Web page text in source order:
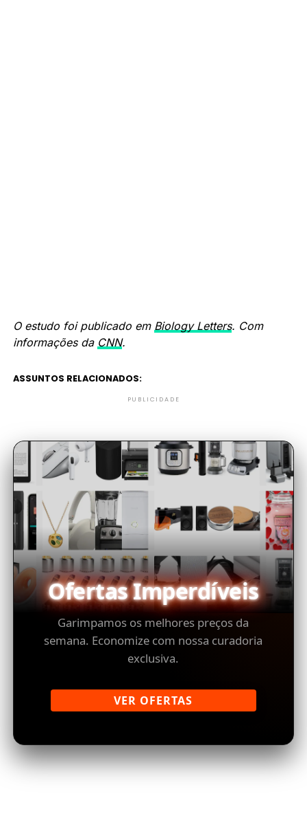
O estudo foi publicado em Biology Letters. Com
informações da CNN.
ASSUNTOS RELACIONADOS:
PUBLICIDADE
Ofertas Imperdíveis
Garimpamos os melhores preços da
semana. Economize com nossa curadoria
exclusiva.
VER OFERTAS